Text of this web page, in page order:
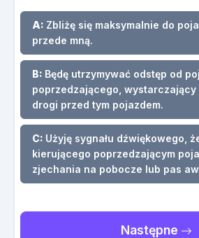
A: Zbliżę się maksymalnie do
przede mną.
B: Będę utrzymywać odstęp od
poprzedzającego,
drogi przed tym pojazdem.
C: Użyję sygnału dźwiękowego,
kierującego poprzedzającym
zjechania na pobocze lub pas
Następne